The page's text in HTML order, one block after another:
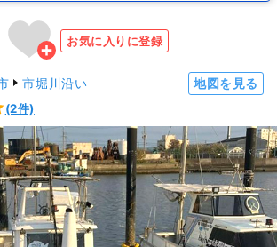
お気に入りに登録
市堀川沿い 地図を見る
(2件)